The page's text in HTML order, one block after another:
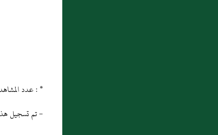
* : عدد المشاهدات و التنزيل منذ 18/04/
- تم تسجيل هذه